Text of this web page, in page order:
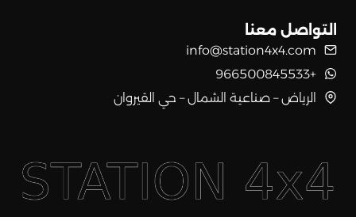
التواصل معنا
info@station4x4.com
+966500845533
الرياض – صناعية الشمال – حي القيروان